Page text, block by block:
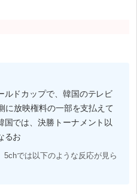
ルドカップで、韓国のテレビ
に放映権料の一部を支払えて
国では、決勝トーナメント以
るお
では以下のような反応が見ら